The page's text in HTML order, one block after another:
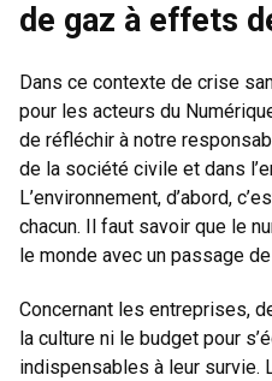
de gaz à effets
Dans ce contexte de crise
pour les acteurs du
de réfléchir à notre
de la société civile et dans
L’environnement, d’abord,
chacun. Il faut savoir que le
le monde avec un passage
Concernant les entreprises,
la culture ni le budget pour
indispensables à leur survie.